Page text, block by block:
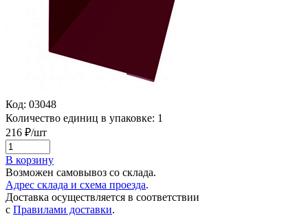
Код: 03048
Количество единиц в упаковке: 1
216 ₽/шт
В корзину
Возможен самовывоз со склада.
Адрес склада и схема проезда.
Доставка осуществляется в соответствии
с Правилами доставки.